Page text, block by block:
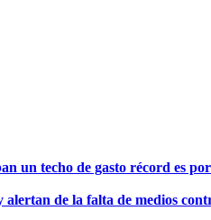
un techo de gasto récord es
alertan de la falta de medios